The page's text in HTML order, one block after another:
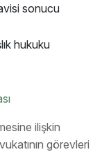
sonucu
hukuku
ilişkin
görevleri